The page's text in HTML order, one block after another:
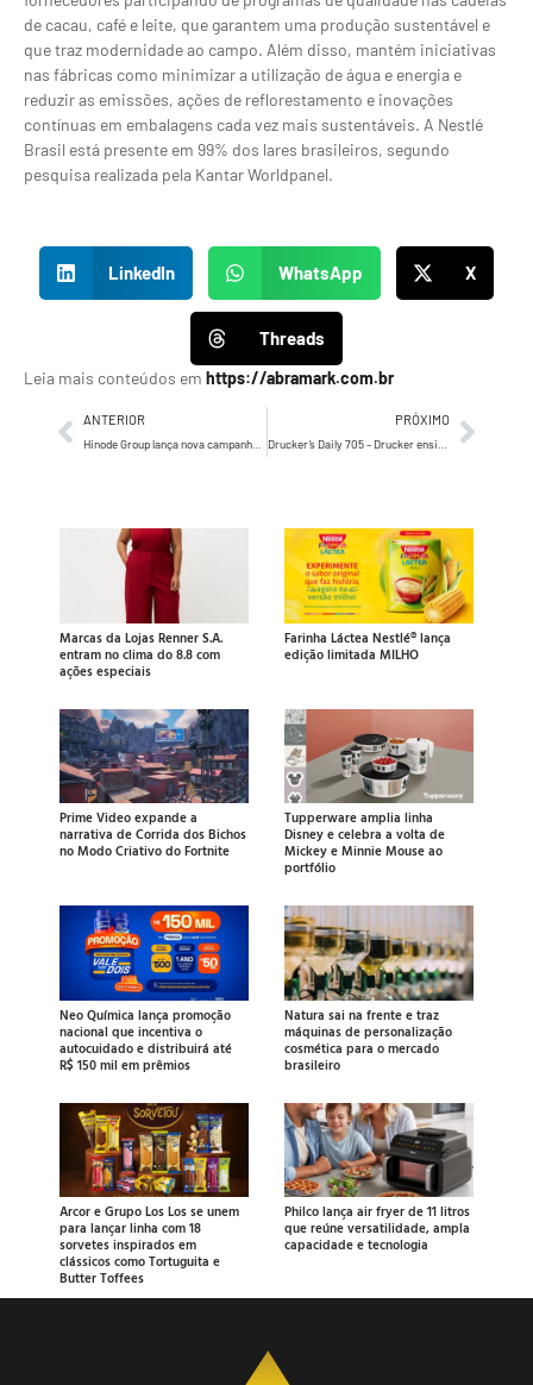
de cacau, café e leite, que garantem uma produção sustentável e
que traz modernidade ao campo. Além disso, mantém iniciativas
nas fábricas como minimizar a utilização de água e energia e
reduzir as emissões, ações de reflorestamento e inovações
contínuas em embalagens cada vez mais sustentáveis. A Nestlé
Brasil está presente em 99% dos lares brasileiros, segundo
pesquisa realizada pela Kantar Worldpanel.
LinkedIn WhatsApp X
Threads
Leia mais conteúdos em https://abramark.com.br
ANTERIOR PRÓXIMO
Marcas da Lojas Renner S.A.
entram no clima do 8.8 com
ações especiais
Farinha Láctea Nestlé® lança
edição limitada MILHO
Prime Video expande a
narrativa de Corrida dos Bichos
no Modo Criativo do Fortnite
Tupperware amplia linha
Disney e celebra a volta de
Mickey e Minnie Mouse ao
portfólio
Neo Química lança promoção
nacional que incentiva o
autocuidado e distribuirá até
R$ 150 mil em prêmios
Natura sai na frente e traz
máquinas de personalização
cosmética para o mercado
brasileiro
Arcor e Grupo Los Los se unem
para lançar linha com 18
sorvetes inspirados em
clássicos como Tortuguita e
Butter Toffees
Philco lança air fryer de 11 litros
que reúne versatilidade, ampla
capacidade e tecnologia